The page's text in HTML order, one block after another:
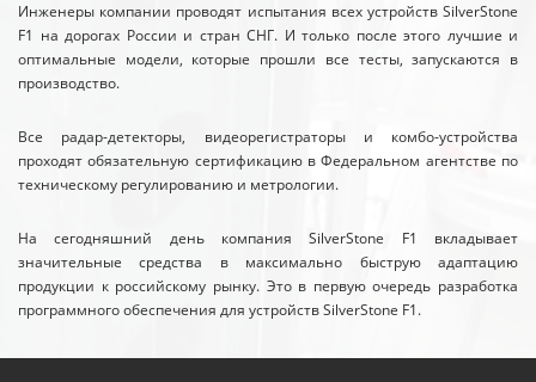
Инженеры компании проводят испытания всех устройств SilverStone
F1 на дорогах России и стран СНГ. И только после этого лучшие и
оптимальные модели, которые прошли все тесты, запускаются в
производство.
Все радар-детекторы, видеорегистраторы и комбо-устройства
проходят обязательную сертификацию в Федеральном агентстве по
техническому регулированию и метрологии.
На сегодняшний день компания SilverStone F1 вкладывает
значительные средства в максимально быструю адаптацию
продукции к российскому рынку. Это в первую очередь разработка
программного обеспечения для устройств SilverStone F1.